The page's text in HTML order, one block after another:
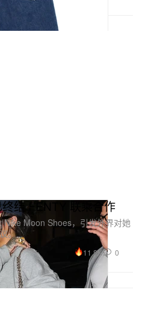
结 FENTY 联乘合作
Moon Shoes，引发外界对她
。
11.8K 0